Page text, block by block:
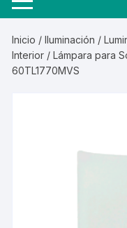
Inicio /Iluminación /
Interior / Lámpara para
60TL1770MVS